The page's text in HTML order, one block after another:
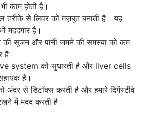
काम होती है।
तरीके से लिवर को मज़बूत बनाती है। यह
मददगार है।
की सूजन और पानी जमने की समस्या को कम
है।
system को सुधारती है और liver cells
है।
अंदर से डिटॉक्स करती है और हमारे दिगेंस्टीवे
में मदद करती है।